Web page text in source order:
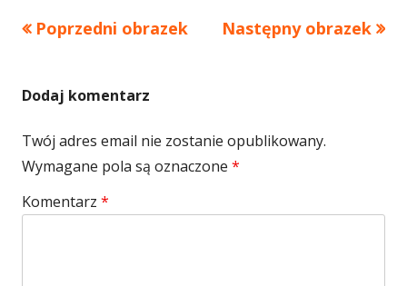
Poprzedni obrazek Następny obrazek
Dodaj komentarz
Twój adres email nie zostanie opublikowany.
Wymagane pola są oznaczone *
Komentarz *